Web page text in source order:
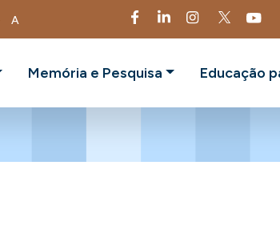
A
Memória e Pesquisa Educação